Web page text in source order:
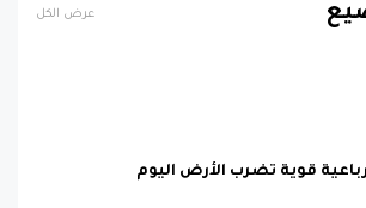
عرض الكل
قوية تضرب الأرض اليوم